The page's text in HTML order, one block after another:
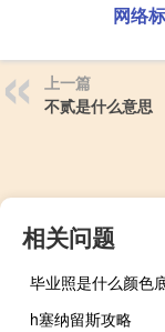
网络
上一篇
不贰是什么意思
相关问题
毕业照是什么颜色
h塞纳留斯攻略